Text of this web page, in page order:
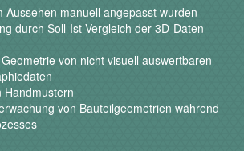
Aussehen manuell angepasst wurden
durch Soll-Ist-Vergleich der 3D-Daten
von nicht visuell auswertbaren
Handmustern
von Bauteilgeometrien während